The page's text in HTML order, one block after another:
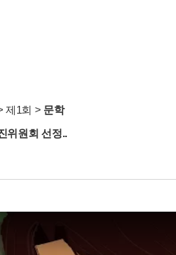
제1회 > 문학
위원회 선정..